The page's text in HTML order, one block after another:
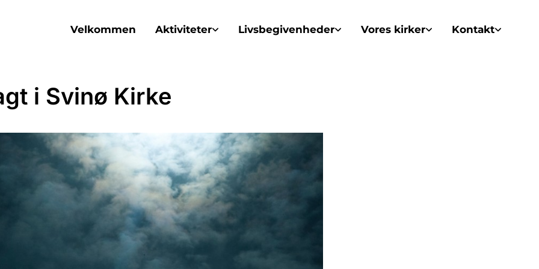
Velkommen Aktiviteter Livsbegivenheder Vores kirker Kontakt
i Svinø Kirke